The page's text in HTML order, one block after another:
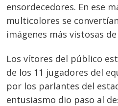
ensordecedores. En ese
multicolores se
imágenes más vistosas
Los vítores del público
de los 11 jugadores del
por los parlantes del
entusiasmo dio paso al